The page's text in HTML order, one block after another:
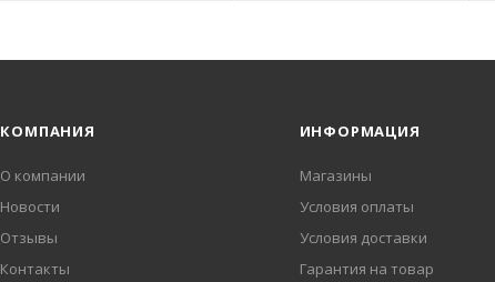
КОМПАНИЯ
О компании
Новости
Отзывы
Контакты
ИНФОРМАЦИЯ
Магазины
Условия оплаты
Условия доставки
Гарантия на товар